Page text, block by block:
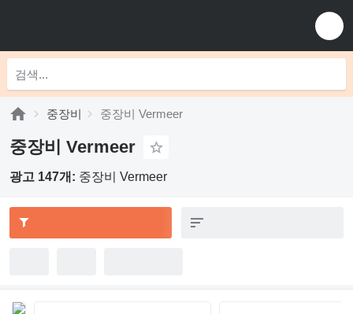
중장비 중장비 Vermeer
중장비 Vermeer
광고 147개: 중장비 Vermeer